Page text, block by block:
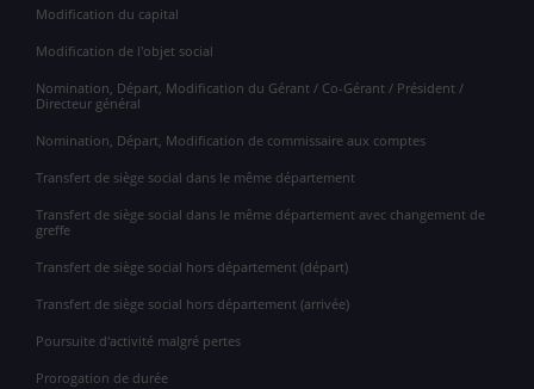
Modification du capital
Modification de l'objet social
Nomination, Départ, Modification du Gérant / Co-Gérant / Président /
Directeur général
Nomination, Départ, Modification de commissaire aux comptes
Transfert de siège social dans le même département
Transfert de siège social dans le même département avec changement de
greffe
Transfert de siège social hors département (départ)
Transfert de siège social hors département (arrivée)
Poursuite d'activité malgré pertes
Prorogation de durée